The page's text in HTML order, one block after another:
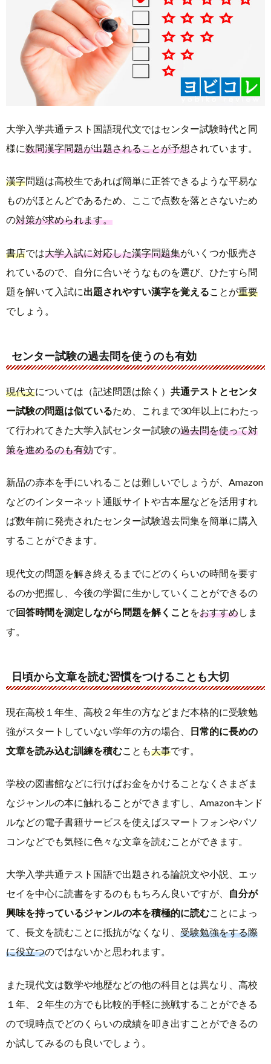
大学入学共通テスト国語現代文ではセンター試験時代と同
様に数問漢字問題が出題されることが予想されています。
漢字問題は高校生であれば簡単に正答できるような平易な
ものがほとんどであるため、ここで点数を落とさないため
の対策が求められます。
書店では大学入試に対応した漢字問題集がいくつか販売さ
れているので、自分に合いそうなものを選び、ひたすら問
題を解いて入試に出題されやすい漢字を覚えることが重要
でしょう。
センター試験の過去問を使うのも有効
現代文については（記述問題は除く） 共通テストとセンタ
ー試験の問題は似ているため、これまで30年以上にわたっ
て行われてきた大学入試センター試験の過去問を使って対
策を進めるのも有効です。
新品の赤本を手にいれることは難しいでしょうが、Amazon
などのインターネット通販サイトや古本屋などを活用すれ
ば数年前に発売されたセンター試験過去問集を簡単に購入
することができます。
現代文の問題を解き終えるまでにどのくらいの時間を要す
るのか把握し、今後の学習に生かしていくことができるの
で回答時間を測定しながら問題を解くこと をおすすめしま
す。
日頃から文章を読む習慣をつけることも大切
現在高校１年生、高校２年生の方などまだ本格的に受験勉
強がスタートしていない学年の方の場合、
日常的に長めの
文章を読み込む訓練を積む ことも大事です。
学校の図書館などに行けばお金をかけることなくさまざま
なジャンルの本に触れることができますし、Amazonキンド
ルなどの電子書籍サービスを使えばスマートフォンやパソ
コンなどでも気軽に色々な文章を読むことができます。
大学入学共通テスト国語で出題される論説文や小説、エッ
セイを中心に読書をするのももちろん良いですが、
自分が
興味を持っているジャンルの本を積極的に読むことによっ
て、長文を読むことに抵抗がなくなり、 受験勉強をする際
に役立つのではないかと思われます。
また現代文は数学や地歴などの他の科目とは異なり、高校
１年、２年生の方でも比較的手軽に挑戦することができる
ので現時点でどのくらいの成績を叩き出すことができるの
か試してみるのも良いでしょう。